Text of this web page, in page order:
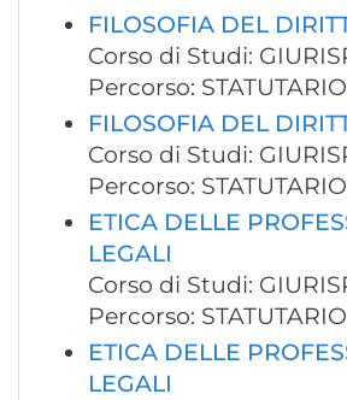
FILOSOFIA DEL
Corso di Studi:
Percorso: STATUTARIO
FILOSOFIA DEL
Corso di Studi:
Percorso: STATUTARIO
ETICA DELLE
LEGALI
Corso di Studi:
Percorso: STATUTARIO
ETICA DELLE
LEGALI